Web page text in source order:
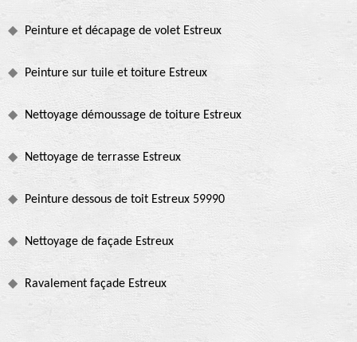
Peinture et décapage de volet Estreux
Peinture sur tuile et toiture Estreux
Nettoyage démoussage de toiture Estreux
Nettoyage de terrasse Estreux
Peinture dessous de toit Estreux 59990
Nettoyage de façade Estreux
Ravalement façade Estreux